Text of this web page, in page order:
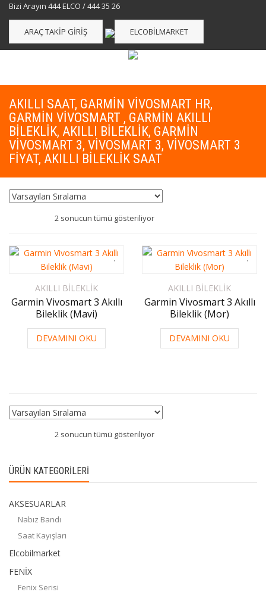
Bizi Arayın 444 ELCO / 444 35 26
ARAÇ TAKIP GIRIŞ ELCOBILMARKET
AKILLI SAAT, GARMIN VIVOSMART HR,
GARMIN VIVOSMART , GARMIN AKILLI
BILEKLIK, AKILLI BILEKLIK, GARMIN
VIVOSMART 3, VIVOSMART 3, VIVOSMART 3
FIYAT, AKILLI BILEKLIK SAAT
2 sonucun tümü gösteriliyor
AKILLI BILEKLIK
Garmin Vivosmart 3 Akıllı
Bileklik (Mavi)
DEVAMINI OKU
AKILLI BILEKLIK
Garmin Vivosmart 3 Akıllı
Bileklik (Mor)
DEVAMINI OKU
2 sonucun tümü gösteriliyor
ÜRÜN KATEGORILERI
AKSESUARLAR
Nabız Bandı
Saat Kayışları
Elcobilmarket
FENİX
Fenix Serisi